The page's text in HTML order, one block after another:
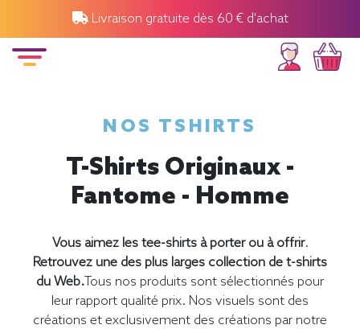
Livraison gratuite dès 60 € d'achat
NOS TSHIRTS
T-Shirts Originaux -
Fantome - Homme
Vous aimez les tee-shirts à porter ou à offrir.
Retrouvez une des plus larges collection de t-shirts
du Web.Tous nos produits sont sélectionnés pour
leur rapport qualité prix. Nos visuels sont des
créations et exclusivement des créations par notre